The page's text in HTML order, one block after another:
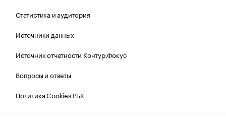
Статистика и аудитория
Источники данных
Источник отчетности Контур.Фокус
Вопросы и ответы
Политика Cookies РБК